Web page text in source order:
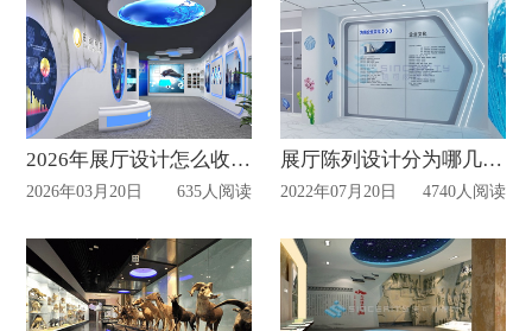
2026年展厅设计怎么收费？
2026年03月20日 635人阅读
展厅陈列设计分为哪几种？
2022年07月20日 4740人阅读